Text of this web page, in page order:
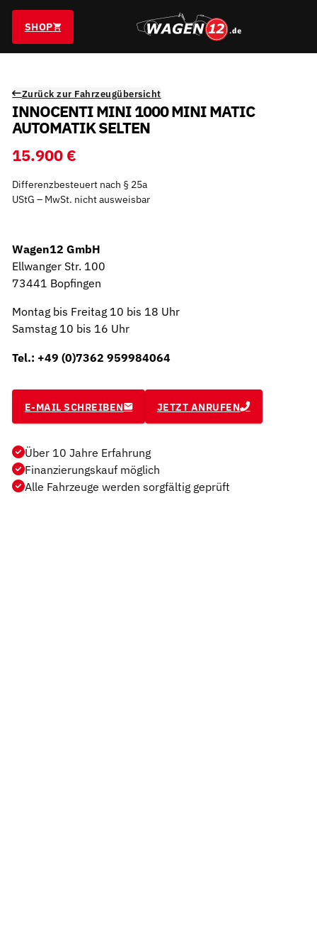
SHOP
Zurück zur Fahrzeugübersicht
INNOCENTI MINI 1000 MINI MATIC
AUTOMATIK SELTEN
15.900 €
Differenzbesteuert nach § 25a
UStG – MwSt. nicht ausweisbar
Wagen12 GmbH
Ellwanger Str. 100
73441 Bopfingen
Montag bis Freitag 10 bis 18 Uhr
Samstag 10 bis 16 Uhr
Tel.: +49 (0)7362 959984064
E-MAIL SCHREIBEN JETZT ANRUFEN
Über 10 Jahre Erfahrung
Finanzierungskauf möglich
Alle Fahrzeuge werden sorgfältig geprüft